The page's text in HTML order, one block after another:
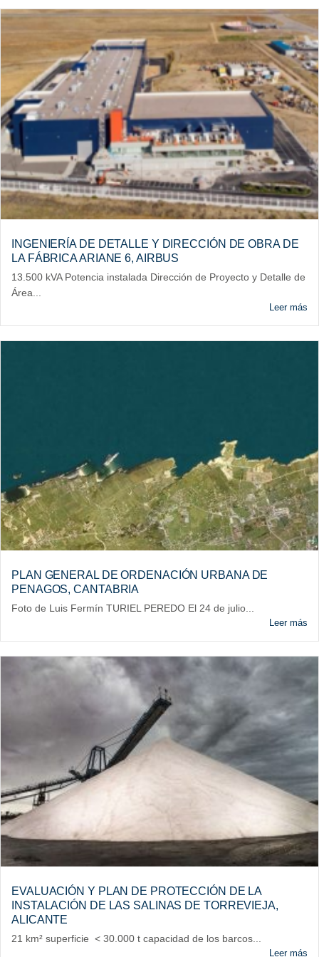
INGENIERÍA DE DETALLE Y DIRECCIÓN DE OBRA DE
LA FÁBRICA ARIANE 6, AIRBUS​
13.500 kVA Potencia instalada Dirección de Proyecto y Detalle de
Área...
Leer más
PLAN GENERAL DE ORDENACIÓN URBANA DE
PENAGOS, CANTABRIA
Foto de Luis Fermín TURIEL PEREDO El 24 de julio...
Leer más
EVALUACIÓN Y PLAN DE PROTECCIÓN DE LA
INSTALACIÓN DE LAS SALINAS DE TORREVIEJA,
ALICANTE
21 km² superficie < 30.000 t capacidad de los barcos...
Leer más